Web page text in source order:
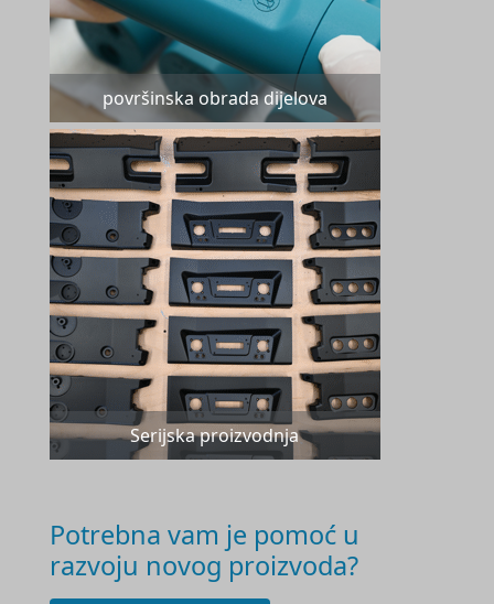
površinska obrada dijelova
Serijska proizvodnja
Potrebna vam je pomoć u
razvoju novog proizvoda?